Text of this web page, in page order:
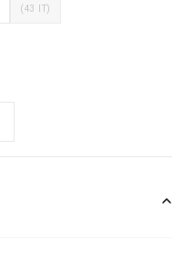
(43 IT)